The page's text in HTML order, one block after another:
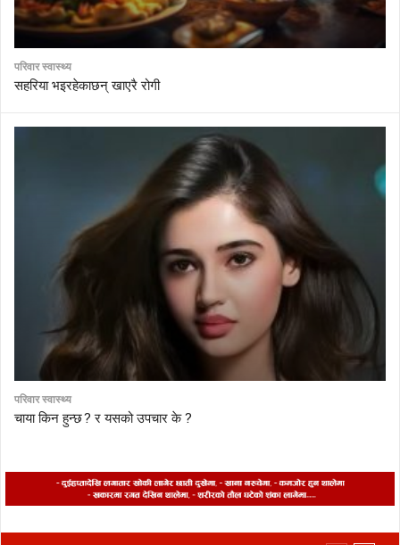
परिवार स्वास्थ्य
सहरिया भइरहेकाछन् खाएरै रोगी
परिवार स्वास्थ्य
चाया किन हुन्छ ? र यसको उपचार के ?